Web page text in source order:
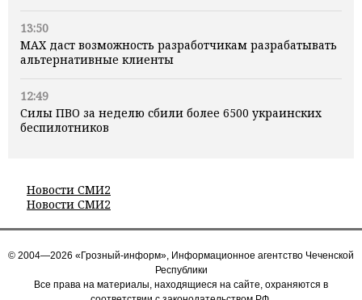
13:50
MAX даст возможность разработчикам разрабатывать
альтернативные клиенты
12:49
Силы ПВО за неделю сбили более 6500 украинских
беспилотников
Новости СМИ2
Новости СМИ2
© 2004—2026 «Грозный-информ», Информационное агентство Чеченской
Республики
Все права на материалы, находящиеся на сайте, охраняются в